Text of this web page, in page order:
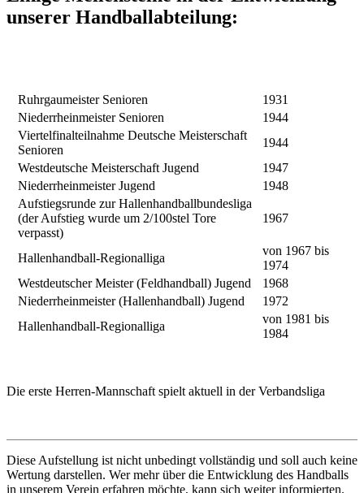
unserer Handballabteilung:
Ruhrgaumeister Senioren
1931
Niederrheinmeister Senioren
1944
Viertelfinalteilnahme Deutsche Meisterschaft
Senioren
1944
Westdeutsche Meisterschaft Jugend
1947
Niederrheinmeister Jugend
1948
Aufstiegsrunde zur Hallenhandballbundesliga
(der Aufstieg wurde um 2/100stel Tore
verpasst)
1967
Hallenhandball-Regionalliga
von 1967 bis
1974
Westdeutscher Meister (Feldhandball) Jugend
1968
Niederrheinmeister (Hallenhandball) Jugend
1972
Hallenhandball-Regionalliga
von 1981 bis
1984
Die erste Herren-Mannschaft spielt aktuell in der Verbandsliga
Diese Aufstellung ist nicht unbedingt vollständig und soll auch keine
Wertung darstellen. Wer mehr über die Entwicklung des Handballs
in unserem Verein erfahren möchte, kann sich weiter informierten.